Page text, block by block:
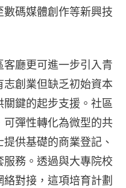
碼媒體創作等新興技
廳更可進一步引入青
創業但缺乏初始資本
鍵的起步支援。社區
彈性轉化為微型的共
供基礎的商業登記、
務。透過與大專院校
對接，這項培育計劃